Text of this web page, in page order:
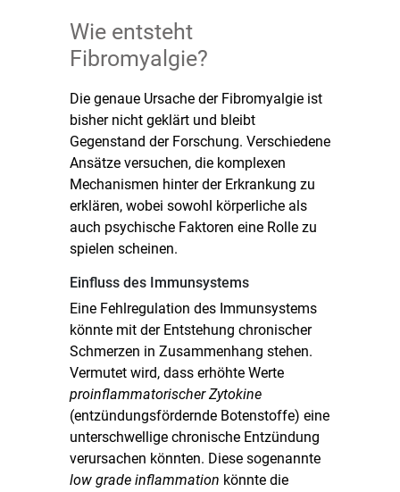
Wie entsteht
Fibromyalgie?
Die genaue Ursache der Fibromyalgie ist
bisher nicht geklärt und bleibt
Gegenstand der Forschung. Verschiedene
Ansätze versuchen, die komplexen
Mechanismen hinter der Erkrankung zu
erklären, wobei sowohl körperliche als
auch psychische Faktoren eine Rolle zu
spielen scheinen.
Einfluss des Immunsystems
Eine Fehlregulation des Immunsystems
könnte mit der Entstehung chronischer
Schmerzen in Zusammenhang stehen.
Vermutet wird, dass erhöhte Werte
proinflammatorischer Zytokine
(entzündungsfördernde Botenstoffe) eine
unterschwellige chronische Entzündung
verursachen könnten. Diese sogenannte
low grade inflammation könnte die